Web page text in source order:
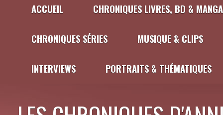
ACCUEIL CHRONIQUES LIVRES, BD &
CHRONIQUES SÉRIES MUSIQUE & CLIPS
INTERVIEWS PORTRAITS & THÉMATIQUES